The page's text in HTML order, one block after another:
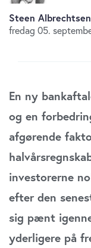
Steen Albrechtsen
fredag 05.
En ny
og en
afgørende
investorerne
efter den
sig pænt
yderligere på